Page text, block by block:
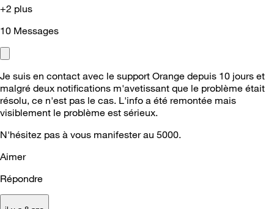
+2 plus
10 Messages
Je suis en contact avec le support Orange depuis 10 jours et
malgré deux notifications m'avetissant que le problème était
résolu, ce n'est pas le cas. L'info a été remontée mais
visiblement le problème est sérieux.
N'hésitez pas à vous manifester au 5000.
Aimer
Répondre